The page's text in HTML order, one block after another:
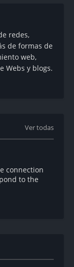
redes,
de formas de
web,
Webs y blogs.
Ver todas
connection
to the